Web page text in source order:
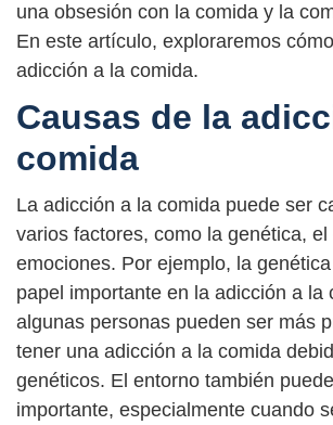
una obsesión con la comida y la
En este artículo, exploraremos
adicción a la comida.
Causas de la
comida
La adicción a la comida puede ser
varios factores, como la genética,
emociones. Por ejemplo, la
papel importante en la adicción a la
algunas personas pueden ser más
tener una adicción a la comida
genéticos. El entorno también
importante, especialmente cuando